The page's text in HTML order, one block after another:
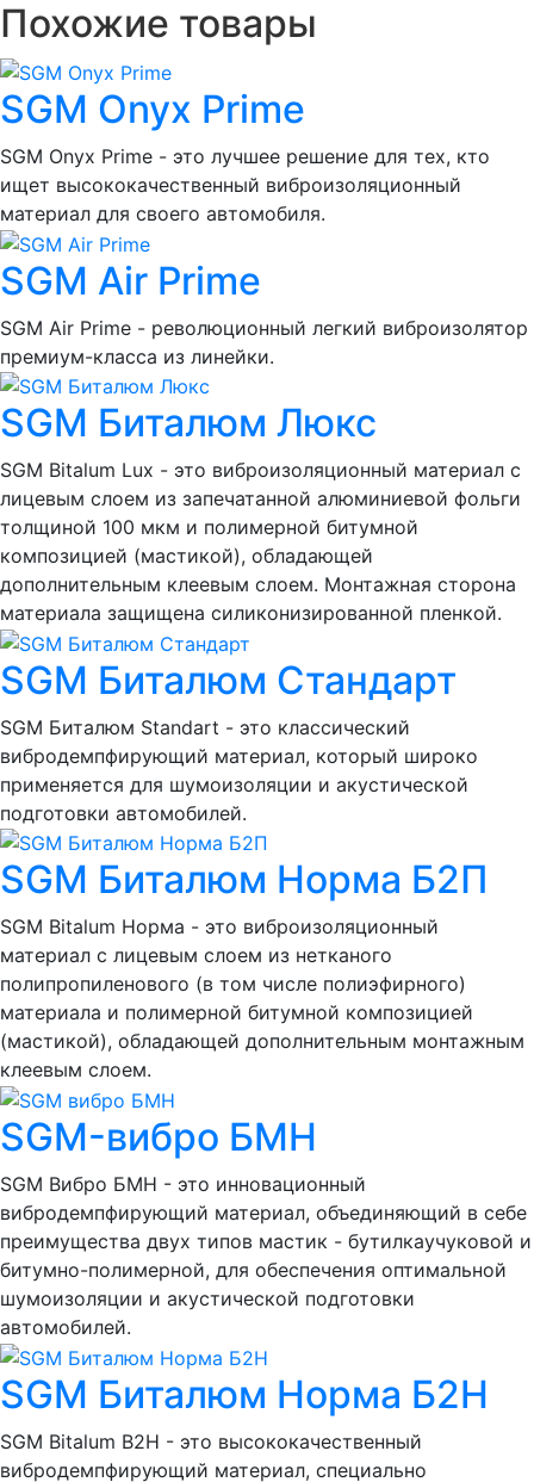
Похожие товары
SGM Onyx Prime
SGM Onyx Prime - это лучшее решение для тех, кто
ищет высококачественный виброизоляционный
материал для своего автомобиля.
SGM Air Prime
SGM Air Prime - революционный легкий виброизолятор
премиум-класса из линейки.
SGM Биталюм Люкс
SGM Bitalum Lux - это виброизоляционный материал с
лицевым слоем из запечатанной алюминиевой фольги
толщиной 100 мкм и полимерной битумной
композицией (мастикой), обладающей
дополнительным клеевым слоем. Монтажная сторона
материала защищена силиконизированной пленкой.
SGM Биталюм Стандарт
SGM Биталюм Standart - это классический
вибродемпфирующий материал, который широко
применяется для шумоизоляции и акустической
подготовки автомобилей.
SGM Биталюм Норма Б2П
SGM Bitalum Норма - это виброизоляционный
материал с лицевым слоем из нетканого
полипропиленового (в том числе полиэфирного)
материала и полимерной битумной композицией
(мастикой), обладающей дополнительным монтажным
клеевым слоем.
SGM-вибро БМН
SGM Вибро БМН - это инновационный
вибродемпфирующий материал, объединяющий в себе
преимущества двух типов мастик - бутилкаучуковой и
битумно-полимерной, для обеспечения оптимальной
шумоизоляции и акустической подготовки
автомобилей.
SGM Биталюм Норма Б2Н
SGM Bitalum B2H - это высококачественный
вибродемпфирующий материал, специально